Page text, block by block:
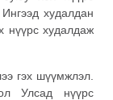
худалдан
нүүрс худалдаж
гэх шүүмжлэл.
Улсад нүүрс